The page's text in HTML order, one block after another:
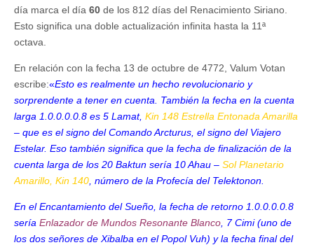
día marca el día 60 de los 812 días del Renacimiento Siriano.
Esto significa una doble actualización infinita hasta la 11ª
octava.
En relación con la fecha 13 de octubre de 4772, Valum Votan
escribe:«Esto es realmente un hecho revolucionario y
sorprendente a tener en cuenta. También la fecha en la cuenta
larga 1.0.0.0.0.8 es 5 Lamat, Kin 148 Estrella Entonada Amarilla
– que es el signo del Comando Arcturus, el signo del Viajero
Estelar. Eso también significa que la fecha de finalización de la
cuenta larga de los 20 Baktun sería 10 Ahau – Sol Planetario
Amarillo, Kin 140 , número de la Profecía del Telektonon.
En el Encantamiento del Sueño, la fecha de retorno 1.0.0.0.0.8
sería Enlazador de Mundos Resonante Blanco , 7 Cimi(uno de
los dos señores de Xibalba en el Popol Vuh) y la fecha final del